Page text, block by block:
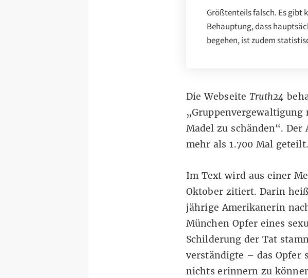
Größtenteils falsch. Es gibt
Behauptung, dass
begehen, ist zudem
Die Webseite Truth24
Madel zu schänden“.
mehr als 1.700 Mal
Im Text wird aus einer
Oktober zitiert. Darin
jährige Amerikanerin
München Opfer eines
Schilderung der Tat
verständigte – das Opfer
nichts erinnern zu